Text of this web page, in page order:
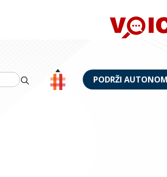
PODRŽI